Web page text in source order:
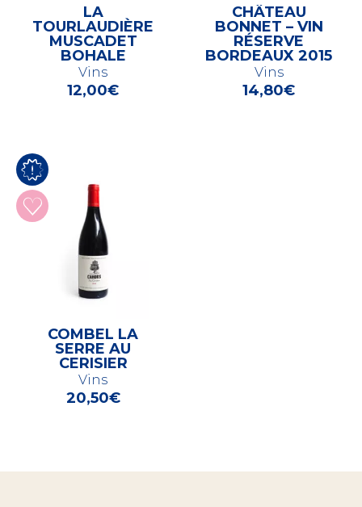
LA
TOURLAUDIÈRE
MUSCADET
BOHALE
Vins
12,00€
CHÂTEAU
BONNET – VIN
RÉSERVE
BORDEAUX 2015
Vins
14,80€
COMBEL LA
SERRE AU
CERISIER
Vins
20,50€